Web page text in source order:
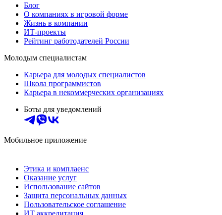
Блог
О компаниях в игровой форме
Жизнь в компании
ИТ-проекты
Рейтинг работодателей России
Молодым специалистам
Карьера для молодых специалистов
Школа программистов
Карьера в некоммерческих организациях
Боты для уведомлений
Мобильное приложение
Этика и комплаенс
Оказание услуг
Использование сайтов
Защита персональных данных
Пользовательское соглашение
ИТ аккредитация